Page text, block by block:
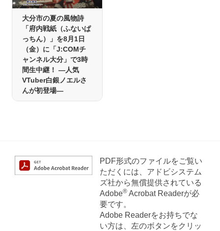
大分市の夏の風物詩
「府内戦紙（ふないぱ
っちん）」を8月1日
（金）に「J:COMチ
ャンネル大分」で3時
間生中継！ ―人気
VTuber白銀ノエルさ
んが初登場―
PDF形式のファイルをご覧い
ただくには、アドビシステム
ズ社から無償提供されている
Adobe®Acrobat Readerが必
要です。
Adobe Readerをお持ちでな
い方は、左のボタンをクリッ